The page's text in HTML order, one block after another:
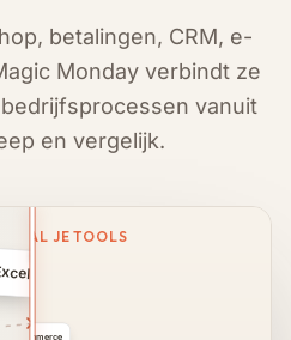
betalingen, CRM, e-
Monday verbindt ze
vanuit
en vergelijk.
AL JE TOOLS
WooCommerce
niets praat met elkaar